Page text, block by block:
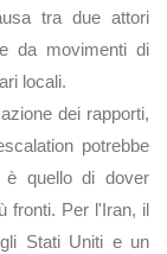
tra due attori
da movimenti di
locali.
dei rapporti,
potrebbe
quello di dover
fronti. Per l'Iran, il
Stati Uniti e un